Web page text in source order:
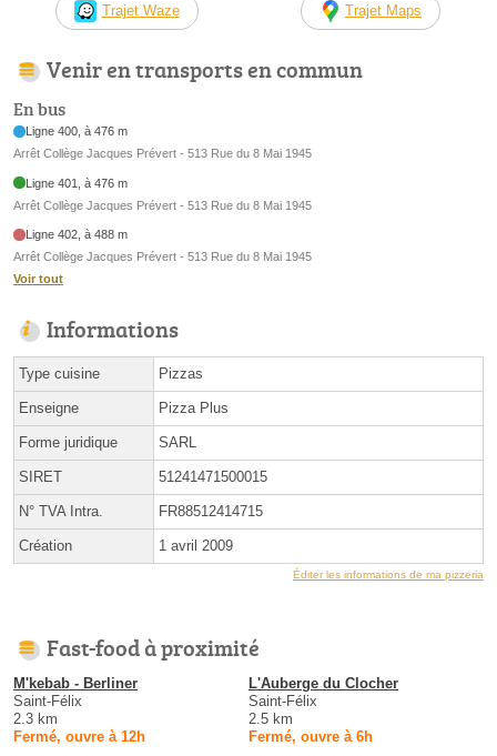
Trajet Waze Trajet Maps
Venir en transports en commun
En bus
Ligne 400, à 476 m
Arrêt Collège Jacques Prévert - 513 Rue du 8 Mai 1945
Ligne 401, à 476 m
Arrêt Collège Jacques Prévert - 513 Rue du 8 Mai 1945
Ligne 402, à 488 m
Arrêt Collège Jacques Prévert - 513 Rue du 8 Mai 1945
Voir tout
Informations
Type cuisine Pizzas
Enseigne Pizza Plus
Forme juridique SARL
SIRET 51241471500015
N° TVA Intra. FR88512414715
Création 1 avril 2009
Éditer les informations de ma pizzeria
Fast-food à proximité
M'kebab - Berliner
Saint-Félix
2.3 km
Fermé, ouvre à 12h
L'Auberge du Clocher
Saint-Félix
2.5 km
Fermé, ouvre à 6h